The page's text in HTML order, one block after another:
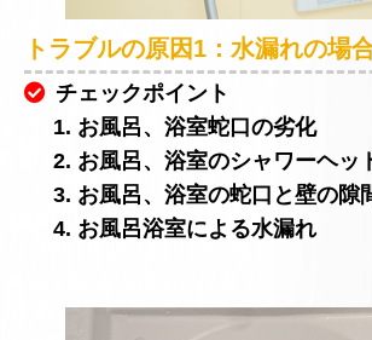
トラブルの原因1：水漏れの場
チェックポイント
1. お風呂、浴室蛇口の劣化
2. お風呂、浴室のシャワーヘッ
3. お風呂、浴室の蛇口と壁の隙
4. お風呂浴室による水漏れ